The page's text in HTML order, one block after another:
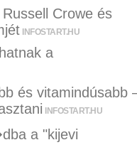
Crowe és
INFOSTART.HU
a
és vitamindúsabb
INFOSTART.HU
a "kijevi